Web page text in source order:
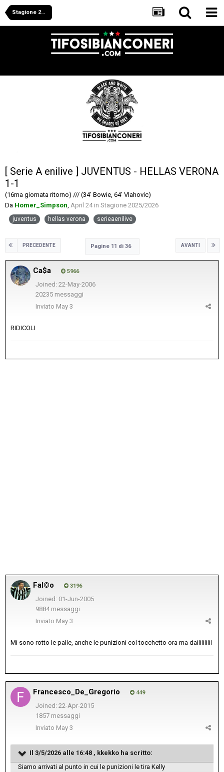
Stagione 2025/2026
[ Serie A enilive ] JUVENTUS - HELLAS VERONA
1-1
(16ma giornata ritorno) /// (34' Bowie, 64' Vlahovic)
Da Homer_Simpson, April 24in Stagione 2025/2026
juventus hellas verona serieaenilive
PRECEDENTE AVANTI
Pagine 11 di 36
Ca$a 5966
Joined: 22-May-2006
20235 messaggi
Inviato May 3
RIDICOLI
Fal©o 3196
Joined: 01-Jun-2005
9884 messaggi
Inviato May 3
Mi sono rotto le palle, anche le punizioni col tocchetto ora ma daiiiiiiiiii
Francesco_De_Gregorio 449
Joined: 22-Apr-2015
1857 messaggi
Inviato May 3
Il 3/5/2026 alle 16:48 , kkekko ha scritto:
Siamo arrivati al punto in cui le punizioni le tira Kelly